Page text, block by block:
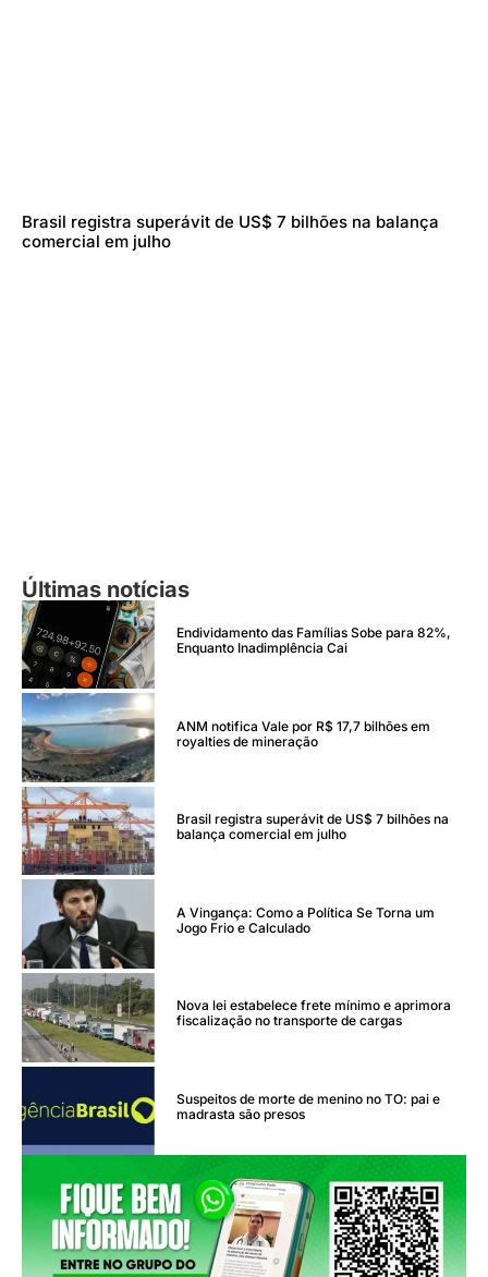
Brasil registra superávit de US$ 7 bilhões na balança
comercial em julho
Últimas notícias
Endividamento das Famílias Sobe para 82%,
Enquanto Inadimplência Cai
ANM notifica Vale por R$ 17,7 bilhões em
royalties de mineração
Brasil registra superávit de US$ 7 bilhões na
balança comercial em julho
A Vingança: Como a Política Se Torna um
Jogo Frio e Calculado
Nova lei estabelece frete mínimo e aprimora
fiscalização no transporte de cargas
Suspeitos de morte de menino no TO: pai e
madrasta são presos